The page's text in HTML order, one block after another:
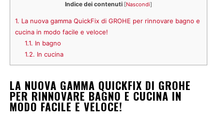
Indice dei contenuti [Nascondi]
1. La nuova gamma QuickFix di GROHE per rinnovare bagno e
cucina in modo facile e veloce!
1.1. In bagno
1.2. In cucina
LA NUOVA GAMMA QUICKFIX DI GROHE
PER RINNOVARE BAGNO E CUCINA IN
MODO FACILE E VELOCE!